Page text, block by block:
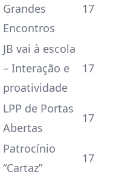
Grandes
Encontros
17
JB vai à escola
– Interação e
proatividade
17
LPP de Portas
Abertas
17
Patrocínio
“Cartaz”
17